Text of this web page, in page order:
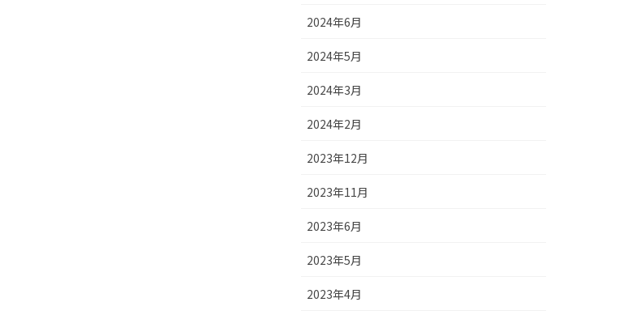
2024年6月
2024年5月
2024年3月
2024年2月
2023年12月
2023年11月
2023年6月
2023年5月
2023年4月